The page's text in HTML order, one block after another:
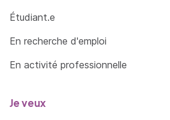
Étudiant.e
En recherche d'emploi
En activité professionnelle
Je veux